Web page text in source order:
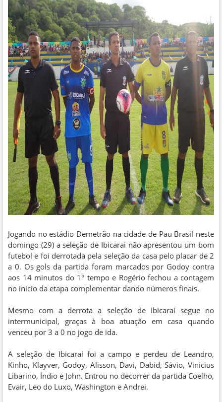
Jogando no estádio Demetrão na cidade de Pau Brasil neste
domingo (29) a seleção de Ibicarai não apresentou um bom
futebol e foi derrotada pela seleção da casa pelo placar de 2
a 0. Os gols da partida foram marcados por Godoy contra
aos 14 minutos do 1° tempo e Rogério fechou a contagem
no inicio da etapa complementar dando números finais.
Mesmo com a derrota a seleção de Ibicaraí segue no
intermunicipal, graças à boa atuação em casa quando
venceu por 3 a 0 no jogo de ida.
A seleção de Ibicaraí foi a campo e perdeu de Leandro,
Kinho, Klayver, Godoy, Alisson, Davi, Dabid, Sávio, Vinicius
Libarino, Índio e John. Entrou no decorrer da partida Coelho,
Evair, Leo do Luxo, Washington e Andrei.